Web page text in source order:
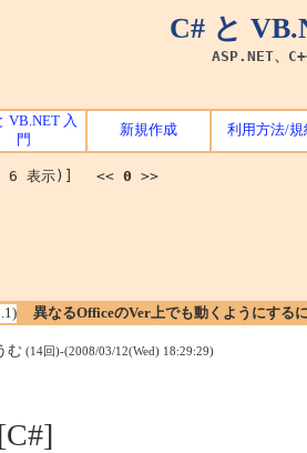
C# と
ASP.NET、
VB.NET 入
門
新規作成 利用方法/規
- 6 表示)] << 0 >>
異なるOfficeのVer上でも動くようにする
む (14回)-(2008/03/12(Wed) 18:29:29)